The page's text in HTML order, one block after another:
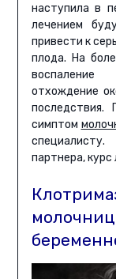
наступила в
лечением
привести к
плода. На
отхождение
последствия.
симптом
партнера,